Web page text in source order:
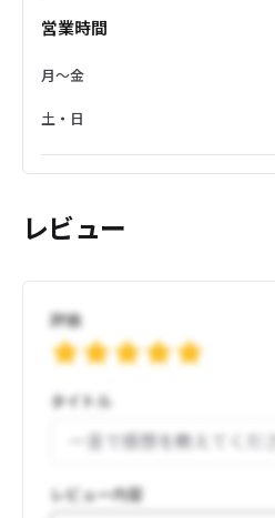
営業時間
月〜金
土・日
レビュー
評価
タイトル
レビュー内容